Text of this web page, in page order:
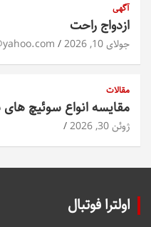
آگهی
ازدواج راحت
جولای 10, 2026
مقالات
مقایسه انواع سوئیچ های
ژوئن 30, 2026
اولترا فوتبال